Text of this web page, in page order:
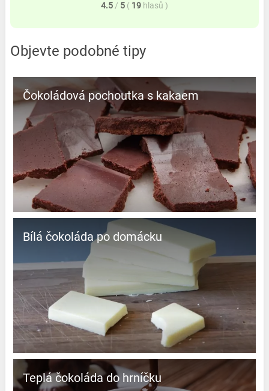
4.5 / 5 ( 19 hlasů )
Objevte podobné tipy
Čokoládová pochoutka s kakaem
Bílá čokoláda po domácku
Teplá čokoláda do hrníčku